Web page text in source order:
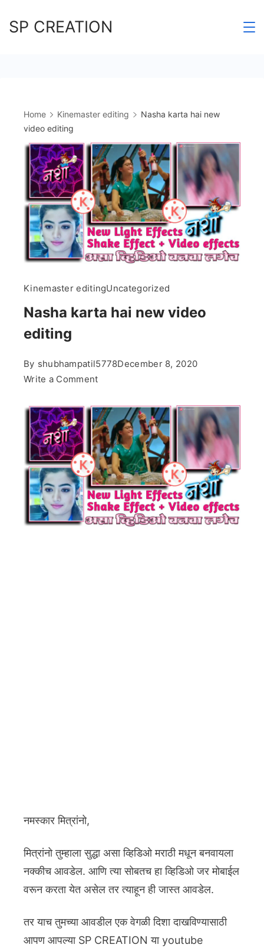
toSP CREATION
Home Kinemaster editing
Nasha karta hai new
video editing
Kinemaster editingUncategorized
Nasha karta hai new video
editing
By shubhampatil5778December 8, 2020
Write a Commenton
karta
hai
new
video
editing
नमस्कार मित्रांनो,
मित्रांनो तुम्हाला सुद्धा असा व्हिडिओ मराठी मधून बनवायला
नक्कीच आवडेल. आणि त्या सोबतच हा व्हिडिओ जर मोबाईल
वरून करता येत असेल तर त्याहून ही जास्त आवडेल.
तर याच तुमच्या आवडील एक वेगळी दिशा दाखविण्यासाठी
आपण आपल्या SP CREATION या youtube